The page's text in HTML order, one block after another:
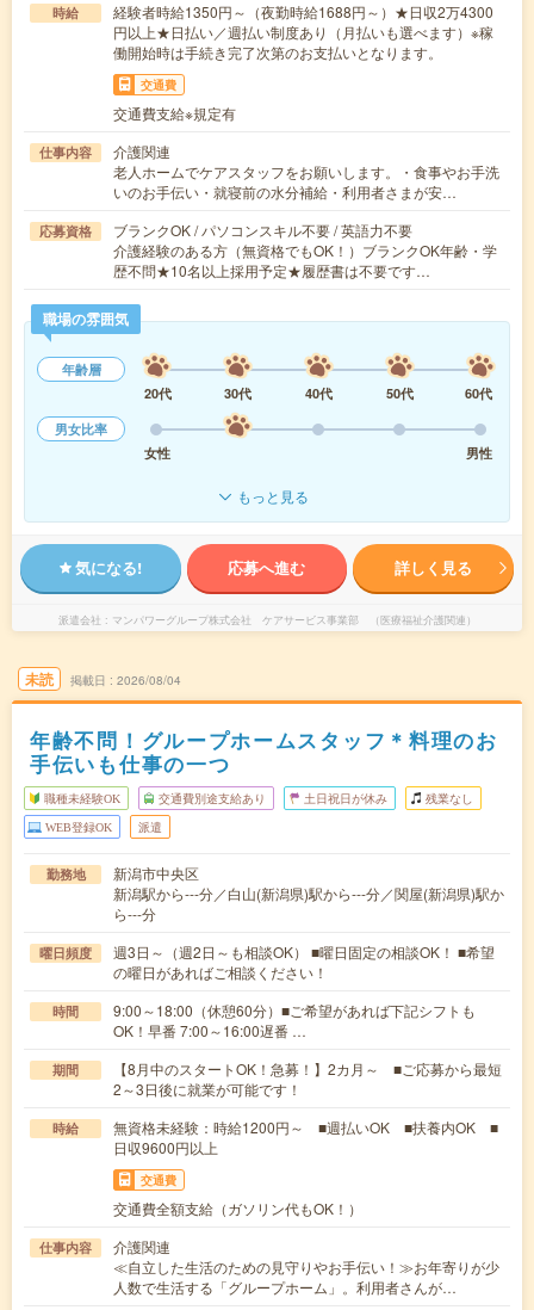
時給
経験者時給1350円～（夜勤時給1688円～）★日収2万4300
円以上★日払い／週払い制度あり（月払いも選べます）※稼
働開始時は手続き完了次第のお支払いとなります。
交通費
交通費支給※規定有
仕事内容
介護関連
老人ホームでケアスタッフをお願いします。・食事やお手洗
いのお手伝い・就寝前の水分補給・利用者さまが安…
応募資格
ブランクOK / パソコンスキル不要 / 英語力不要
介護経験のある方（無資格でもOK！）ブランクOK年齢・学
歴不問★10名以上採用予定★履歴書は不要です…
職場の雰囲気
年齢層
20代
30代 40代 50代
60代
男女比率
女性
男性
もっと見る
気になる! 応募へ進む 詳しく見る
派遣会社 マンパワーグループ株式会社 ケアサービス事業部 （医療福祉介護関連）
未読 掲載日 2026/08/04
年齢不問！グループホームスタッフ＊料理のお
手伝いも仕事の一つ
職種未経験OK 交通費別途支給あり 土日祝日が休み 残業なし
WEB登録OK 派遣
勤務地
新潟市中央区
新潟駅から---分／白山(新潟県)駅から---分／関屋(新潟県)駅か
ら---分
曜日頻度
週3日～（週2日～も相談OK） ■曜日固定の相談OK！ ■希望
の曜日があればご相談ください！
時間
9:00～18:00（休憩60分）■ご希望があれば下記シフトも
OK！早番 7:00～16:00遅番 …
期間
【8月中のスタートOK！急募！】2カ月～ ■ご応募から最短
2～3日後に就業が可能です！
時給
無資格未経験：時給1200円～ ■週払いOK ■扶養内OK ■
日収9600円以上
交通費
交通費全額支給（ガソリン代もOK！）
仕事内容
介護関連
≪自立した生活のための見守りやお手伝い！≫お年寄りが少
人数で生活する「グループホーム」。利用者さんが…